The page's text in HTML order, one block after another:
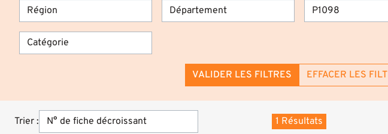
VALIDER LES FILTRES EFFACER
Trier : 1 Résultats